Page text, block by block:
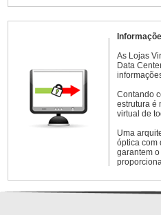
As Lojas
Data
Contando
estrutura é
virtual de
Uma
óptica com
garantem